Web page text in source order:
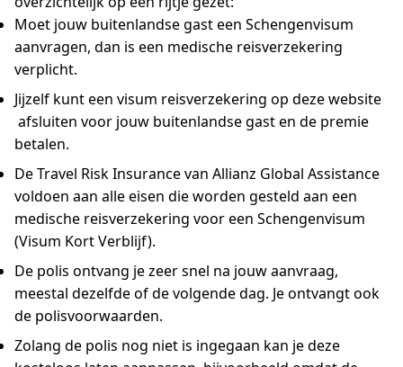
Moet jouw buitenlandse gast een Schengenvisum
aanvragen, dan is een medische reisverzekering
verplicht.
Jijzelf kunt een visum reisverzekering op deze website
afsluiten voor jouw buitenlandse gast en de premie
betalen.
De Travel Risk Insurance van Allianz Global Assistance
voldoen aan alle eisen die worden gesteld aan een
medische reisverzekering voor een Schengenvisum
(Visum Kort Verblijf).
De polis ontvang je zeer snel na jouw aanvraag,
meestal dezelfde of de volgende dag. Je ontvangt ook
de polisvoorwaarden.
Zolang de polis nog niet is ingegaan kan je deze